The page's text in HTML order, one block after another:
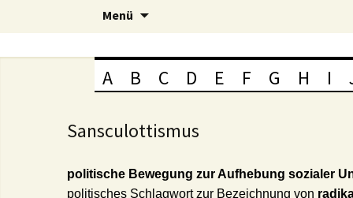
Menü
A B C D E F G H I
Sansculottismus
politische Bewegung zur Aufhebung sozialer
politisches Schlagwort zur Bezeichnung von